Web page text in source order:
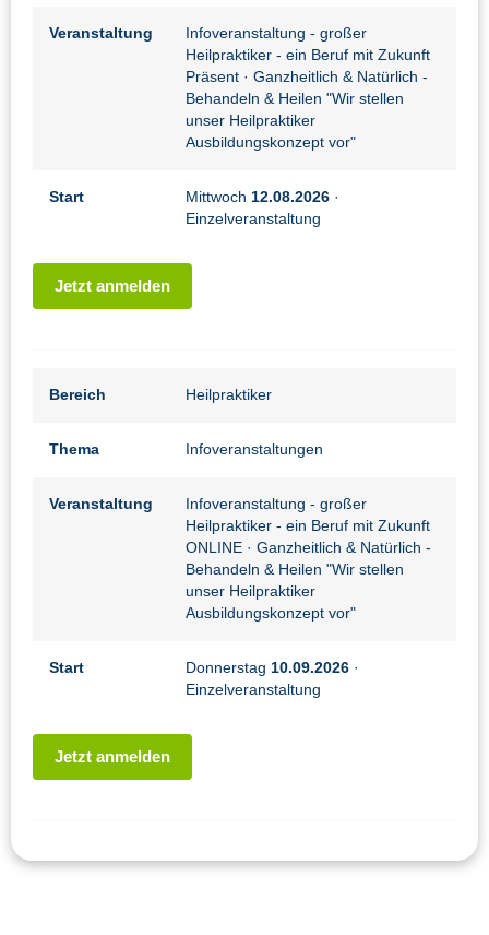
Veranstaltung
Infoveranstaltung - großer
Heilpraktiker - ein Beruf mit Zukunft
Präsent · Ganzheitlich & Natürlich -
Behandeln & Heilen "Wir stellen
unser Heilpraktiker
Ausbildungskonzept vor"
Start Mittwoch 12.08.2026 ·
Einzelveranstaltung
Jetzt anmelden
Bereich Heilpraktiker
Thema Infoveranstaltungen
Veranstaltung
Infoveranstaltung - großer
Heilpraktiker - ein Beruf mit Zukunft
ONLINE · Ganzheitlich & Natürlich -
Behandeln & Heilen "Wir stellen
unser Heilpraktiker
Ausbildungskonzept vor"
Start Donnerstag 10.09.2026 ·
Einzelveranstaltung
Jetzt anmelden